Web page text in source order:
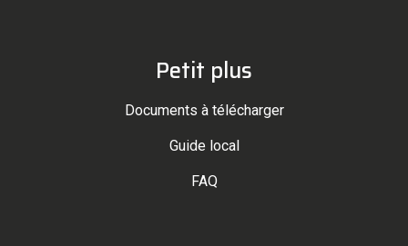
Petit plus
Documents à télécharger
Guide local
FAQ